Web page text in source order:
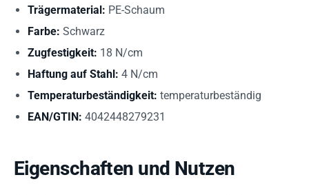
Trägermaterial: PE-Schaum
Farbe: Schwarz
Zugfestigkeit: 18 N/cm
Haftung auf Stahl: 4 N/cm
Temperaturbeständigkeit: temperaturbeständig
EAN/GTIN: 4042448279231
Eigenschaften und Nutzen